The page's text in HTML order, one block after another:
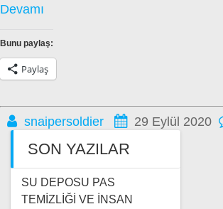
Devamı
Bunu paylaş:
Paylaş
snaipersoldier 29 Eylül 2020
SON YAZILAR
SU DEPOSU PAS
TEMİZLİĞİ VE İNSAN